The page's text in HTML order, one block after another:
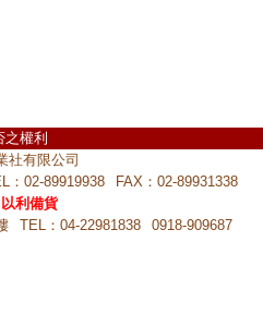
權利
社有限公司
：02-89919938
FAX：02-89931338
利備貨
TEL：04-22981838 0918-909687